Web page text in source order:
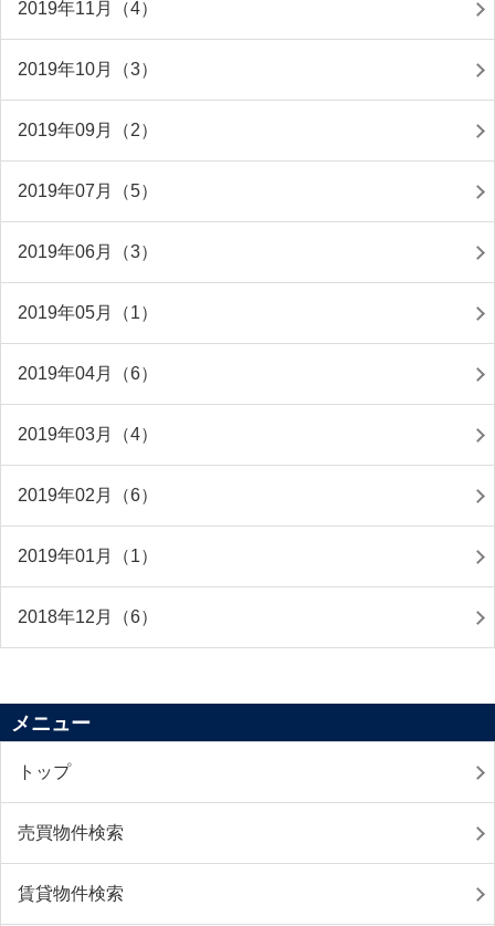
2019年11月（4）
2019年10月（3）
2019年09月（2）
2019年07月（5）
2019年06月（3）
2019年05月（1）
2019年04月（6）
2019年03月（4）
2019年02月（6）
2019年01月（1）
2018年12月（6）
メニュー
トップ
売買物件検索
賃貸物件検索